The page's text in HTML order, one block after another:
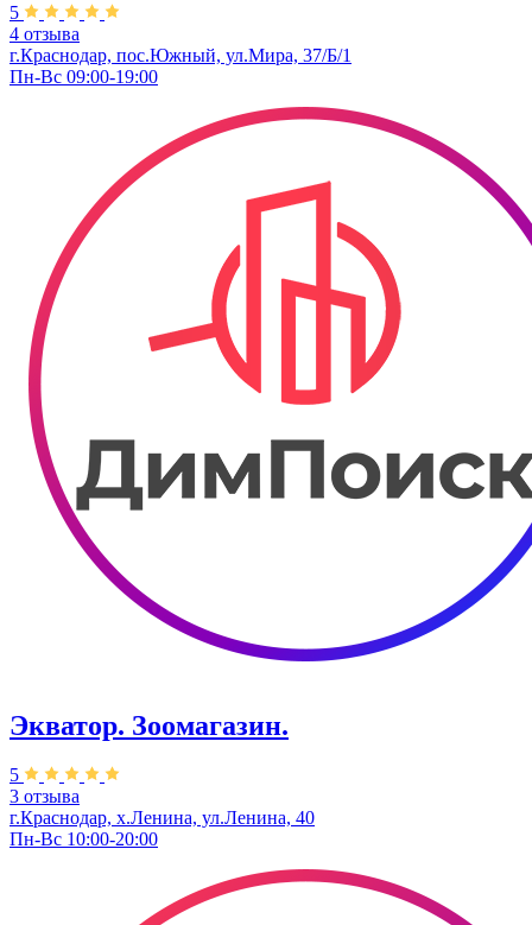
5
4 отзыва
г.Краснодар, пос.Южный, ул.Мира, 37/Б/1
Пн-Вс 09:00-19:00
Экватор. Зоомагазин.
5
3 отзыва
г.Краснодар, х.Ленина, ул.Ленина, 40
Пн-Вс 10:00-20:00